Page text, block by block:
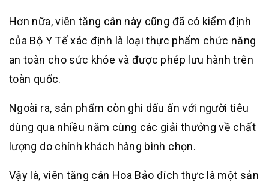
Hơn nữa, viên tăng cân này cũng đã có kiểm định
của Bộ Y Tế xác định là loại thực phẩm chức năng
an toàn cho sức khỏe và được phép lưu hành trên
toàn quốc.
Ngoài ra, sản phẩm còn ghi dấu ấn với người tiêu
dùng qua nhiều năm cùng các giải thưởng về chất
lượng do chính khách hàng bình chọn.
Vậy là, viên tăng cân Hoa Bảo đích thực là một sản